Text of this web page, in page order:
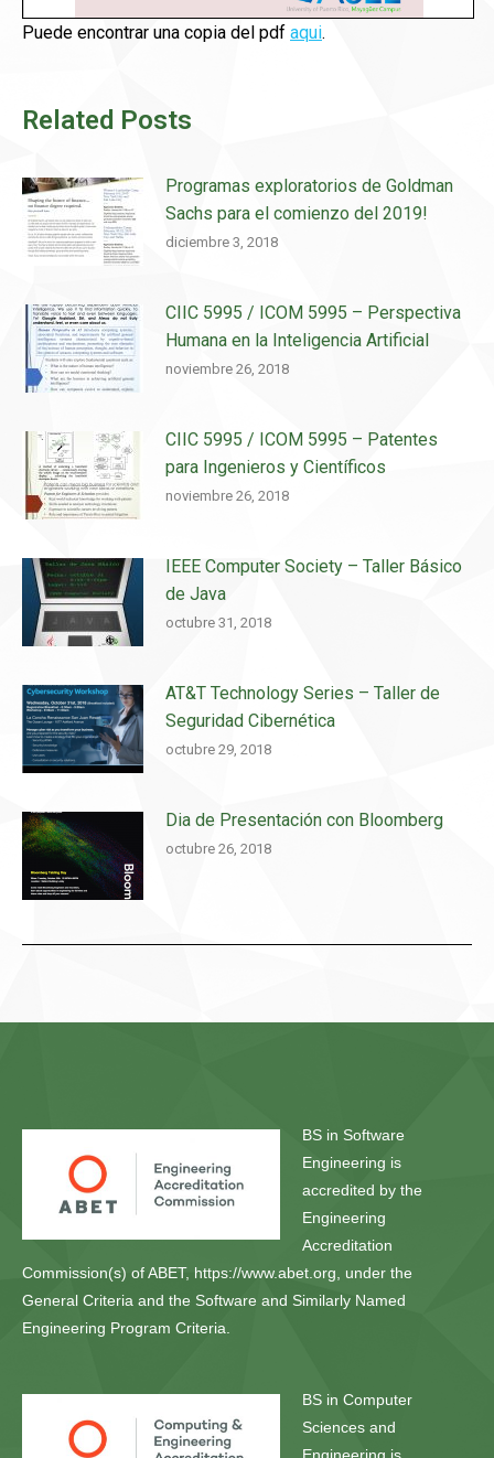
Puede encontrar una copia del pdf aqui.
Related Posts
Programas exploratorios de Goldman
Sachs para el comienzo del 2019!
diciembre 3, 2018
CIIC 5995 / ICOM 5995 – Perspectiva
Humana en la Inteligencia Artificial
noviembre 26, 2018
CIIC 5995 / ICOM 5995 – Patentes
para Ingenieros y Científicos
noviembre 26, 2018
IEEE Computer Society – Taller Básico
de Java
octubre 31, 2018
AT&T Technology Series – Taller de
Seguridad Cibernética
octubre 29, 2018
Dia de Presentación con Bloomberg
octubre 26, 2018
BS in Software
Engineering is
accredited by the
Engineering
Accreditation
Commission(s) of ABET, https://www.abet.org, under the
General Criteria and the Software and Similarly Named
Engineering Program Criteria.
BS in Computer
Sciences and